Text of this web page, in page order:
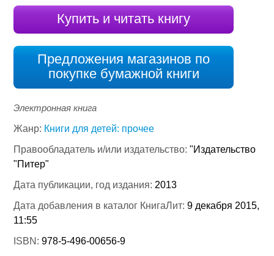
Купить и читать книгу
Предложения магазинов по
покупке бумажной книги
Электронная книга
Жанр: Книги для детей: прочее
Правообладатель и/или издательство:"Издательство
"Питер"
Дата публикации, год издания:2013
Дата добавления в каталог КнигаЛит:9 декабря 2015,
11:55
ISBN:978-5-496-00656-9